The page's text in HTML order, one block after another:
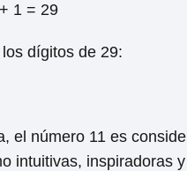
1 = 29
dígitos de 29:
el número 11 es
intuitivas, inspiradoras